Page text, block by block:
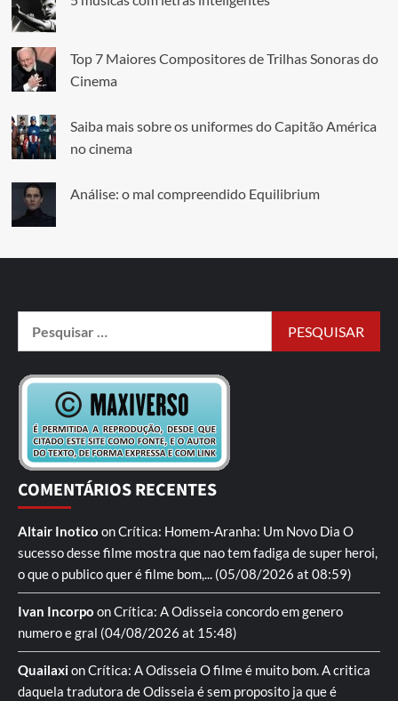
Top 7 Maiores Compositores de Trilhas Sonoras do
Cinema
Saiba mais sobre os uniformes do Capitão América
no cinema
Análise: o mal compreendido Equilibrium
COMENTÁRIOS RECENTES
Altair Inotico onCrítica: Homem-Aranha: Um Novo Dia O
sucesso desse filme mostra que nao tem fadiga de super heroi,
o que o publico quer é filme bom,... (05/08/2026 at 08:59)
Ivan Incorpo onCrítica: A Odisseia concordo em genero
numero e gral (04/08/2026 at 15:48)
QuailaxionCrítica: A Odisseia O filme é muito bom. A critica
daquela tradutora de Odisseia é sem proposito ja que é